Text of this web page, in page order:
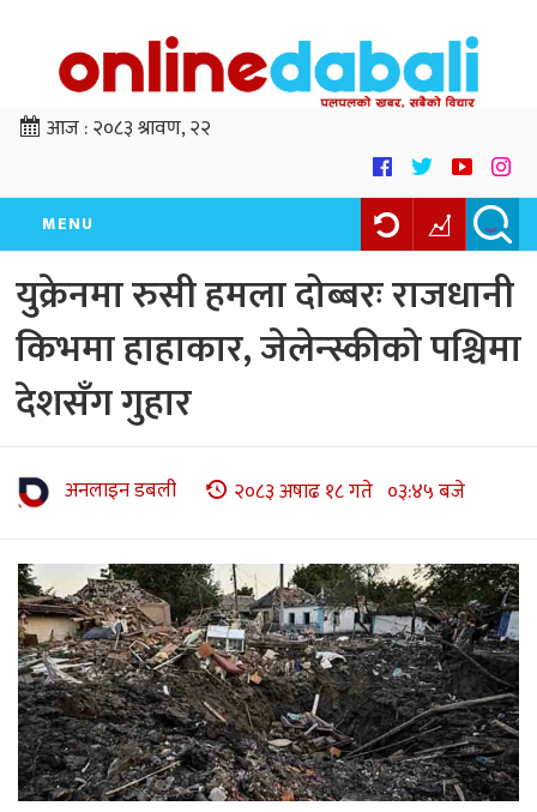
आज :२०८३ श्रावण, २२
MENU
युक्रेनमा रुसी हमला दोब्बरः राजधानी
किभमा हाहाकार, जेलेन्स्कीको पश्चिमा
देशसँग गुहार
अनलाइन डबली २०८३ अषाढ १८ गते ०३:४५ बजे